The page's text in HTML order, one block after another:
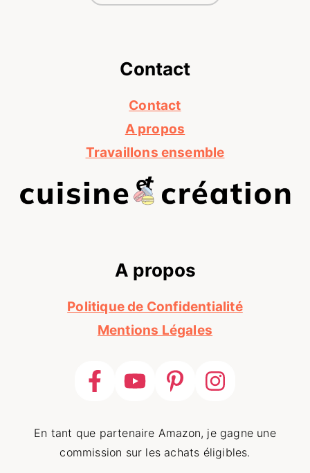
Contact
Contact
A propos
Travaillons ensemble
A propos
Politique de Confidentialité
Mentions Légales
En tant que partenaire Amazon, je gagne une
commission sur les achats éligibles.